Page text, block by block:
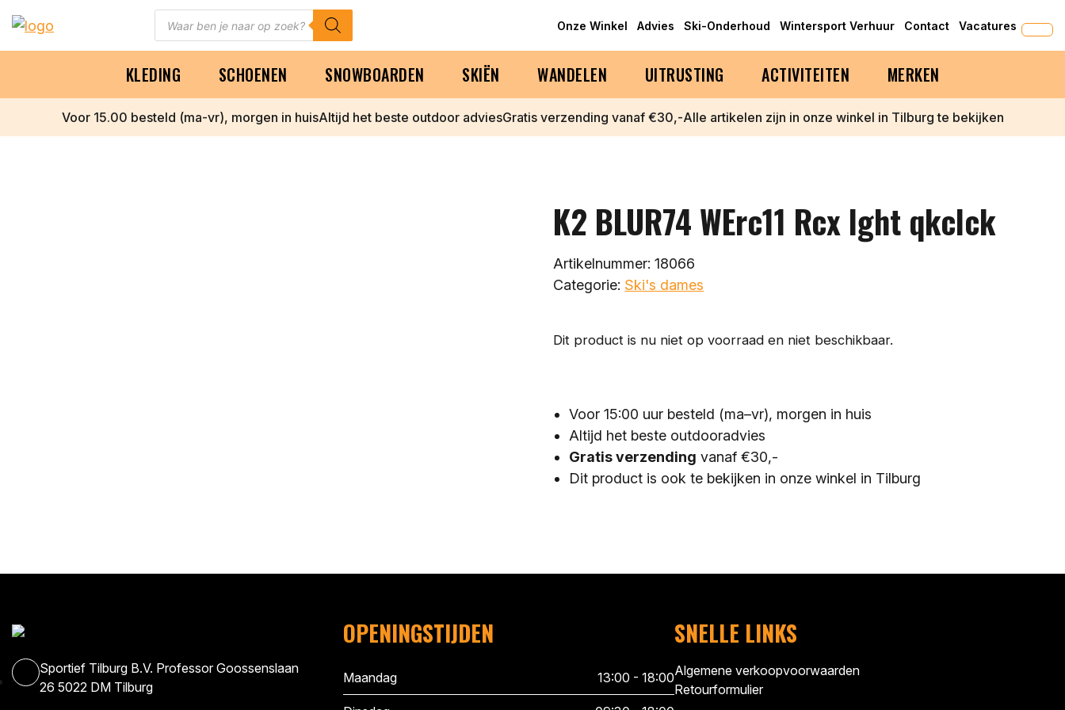
to
content
Producten
zoeken
Onze Winkel Advies Ski-Onderhoud Wintersport Verhuur Contact Vacatures
KLEDING SCHOENEN SNOWBOARDEN SKIËN WANDELEN UITRUSTING ACTIVITEITEN MERKEN
Voor 15.00 besteld (ma-vr), morgen in huisAltijd het beste outdoor adviesGratis verzending vanaf €30,-Alle artikelen zijn in onze winkel in Tilburg te bekijken
K2 BLUR74 WErc11 Rcx lght qkclck
Artikelnummer:18066
Categorie: Ski's dames
Dit product is nu niet op voorraad en niet beschikbaar.
Voor 15:00 uur besteld (ma–vr), morgen in huis
Altijd het beste outdooradvies
Gratis verzending vanaf €30,-
Dit product is ook te bekijken in onze winkel in Tilburg
Sportief Tilburg B.V. Professor Goossenslaan
26 5022 DM Tilburg
OPENINGSTIJDEN
Maandag 13:00 - 18:00
SNELLE LINKS
Algemene verkoopvoorwaarden
Retourformulier